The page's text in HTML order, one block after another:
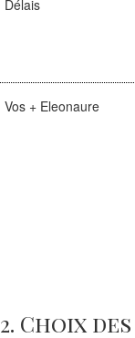
Délais
Vos + Eleonaure
2. Choix